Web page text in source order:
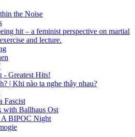
the Noise
hit – a feminist perspective on martial
and lecture.
- Greatest Hits!
| Khi nào ta nghe thây nhau?
Fascist
Ballhaus Ost
BIPOC Night